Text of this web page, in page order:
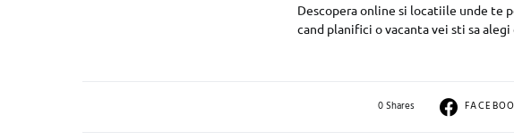
Descopera online si locatiile unde te
cand planifici o vacanta vei sti sa
0 Shares